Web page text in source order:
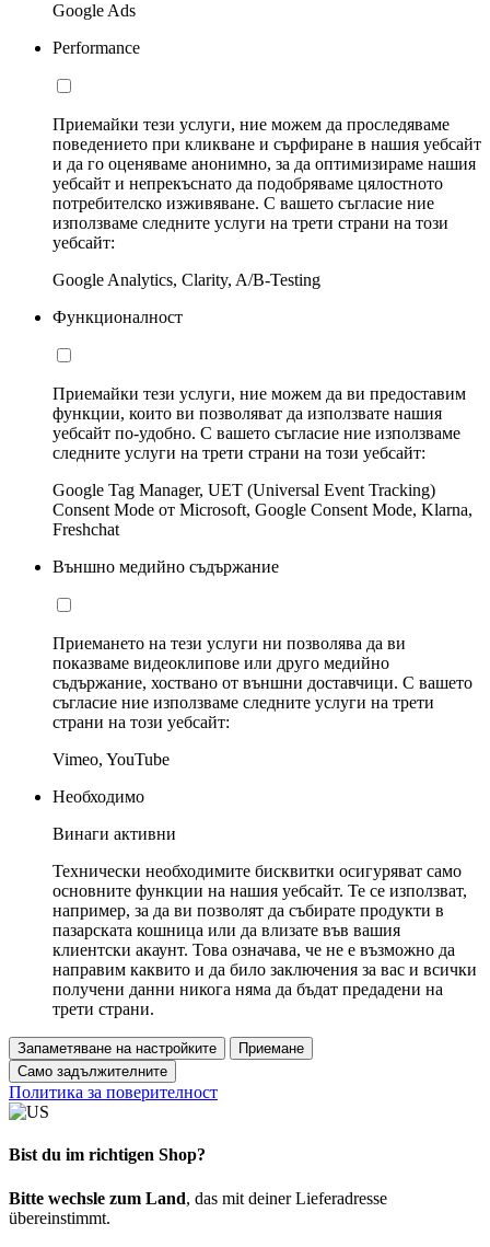
Google Ads
Performance
Приемайки тези услуги, ние можем да проследяваме
поведението при кликване и сърфиране в нашия уебсайт
и да го оценяваме анонимно, за да оптимизираме нашия
уебсайт и непрекъснато да подобряваме цялостното
потребителско изживяване. С вашето съгласие ние
използваме следните услуги на трети страни на този
уебсайт:
Google Analytics, Clarity, A/B-Testing
Функционалност
Приемайки тези услуги, ние можем да ви предоставим
функции, които ви позволяват да използвате нашия
уебсайт по-удобно. С вашето съгласие ние използваме
следните услуги на трети страни на този уебсайт:
Google Tag Manager, UET (Universal Event Tracking)
Consent Mode от Microsoft, Google Consent Mode, Klarna,
Freshchat
Външно медийно съдържание
Приемането на тези услуги ни позволява да ви
показваме видеоклипове или друго медийно
съдържание, хоствано от външни доставчици. С вашето
съгласие ние използваме следните услуги на трети
страни на този уебсайт:
Vimeo, YouTube
Необходимо
Винаги активни
Технически необходимите бисквитки осигуряват само
основните функции на нашия уебсайт. Те се използват,
например, за да ви позволят да събирате продукти в
пазарската кошница или да влизате във вашия
клиентски акаунт. Това означава, че не е възможно да
направим каквито и да било заключения за вас и всички
получени данни никога няма да бъдат предадени на
трети страни.
Запаметяване на настройките
Приемане
Само задължителните
Политика за поверителност
Bist du im richtigen Shop?
Bitte wechsle zum Land, das mit deiner Lieferadresse
übereinstimmt.